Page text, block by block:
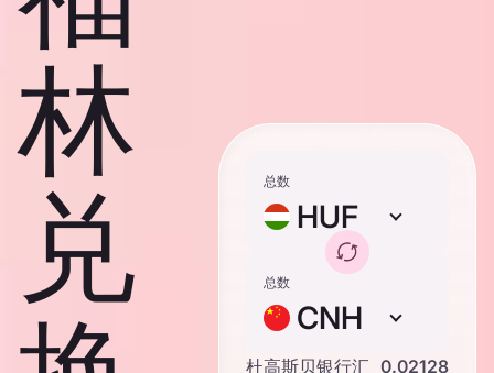
林
兑
总数
HUF
总数
CNH
杜高斯贝银行汇 0.02128